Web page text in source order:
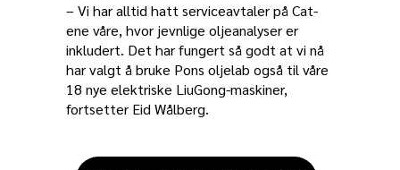
– Vi har alltid hatt serviceavtaler på Cat-
ene våre, hvor jevnlige oljeanalyser er
inkludert. Det har fungert så godt at vi nå
har valgt å bruke Pons oljelab også til våre
18 nye elektriske LiuGong-maskiner,
fortsetter Eid Wålberg.